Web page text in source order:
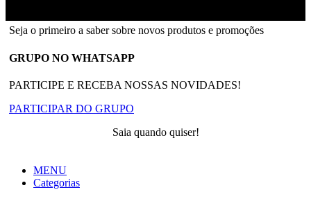
Seja o primeiro a saber sobre novos produtos e promoções
GRUPO NO WHATSAPP
PARTICIPE E RECEBA NOSSAS NOVIDADES!
PARTICIPAR DO GRUPO
Saia quando quiser!
MENU
Categorias